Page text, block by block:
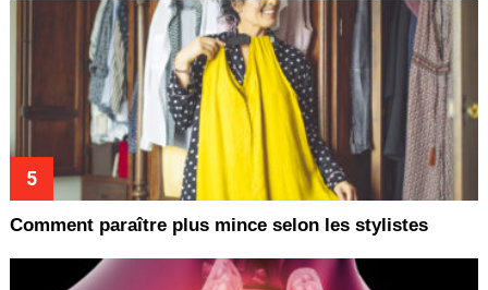
Comment paraître plus mince selon les stylistes